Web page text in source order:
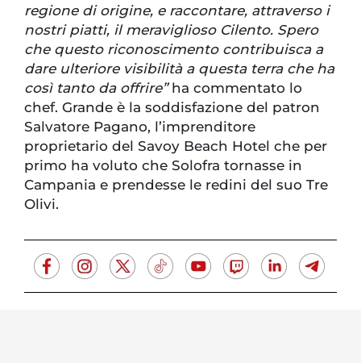
regione di origine, e raccontare, attraverso i
nostri piatti, il meraviglioso Cilento. Spero
che questo riconoscimento contribuisca a
dare ulteriore visibilità a questa terra che ha
così tanto da offrire”ha commentato lo
chef. Grande è la soddisfazione del patron
Salvatore Pagano, l’imprenditore
proprietario del Savoy Beach Hotel che per
primo ha voluto che Solofra tornasse in
Campania e prendesse le redini del suo Tre
Olivi.